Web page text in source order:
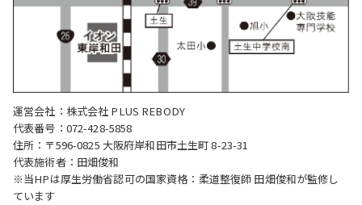
運営会社：株式会社 PLUS REBODY
代表番号：072-428-5858
住所：〒596-0825 大阪府岸和田市土生町 8-23-31
代表施術者：田畑俊和
※当HPは厚生労働省認可の国家資格：柔道整復師 田畑俊和が監修し
ています